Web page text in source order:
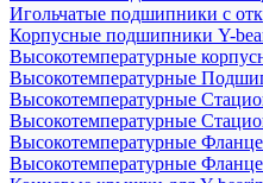
Игольчатые подшипники с
Корпусные подшипники Y-
Высокотемпературные
Высокотемпературные
Высокотемпературные
Высокотемпературные
Высокотемпературные
Высокотемпературные